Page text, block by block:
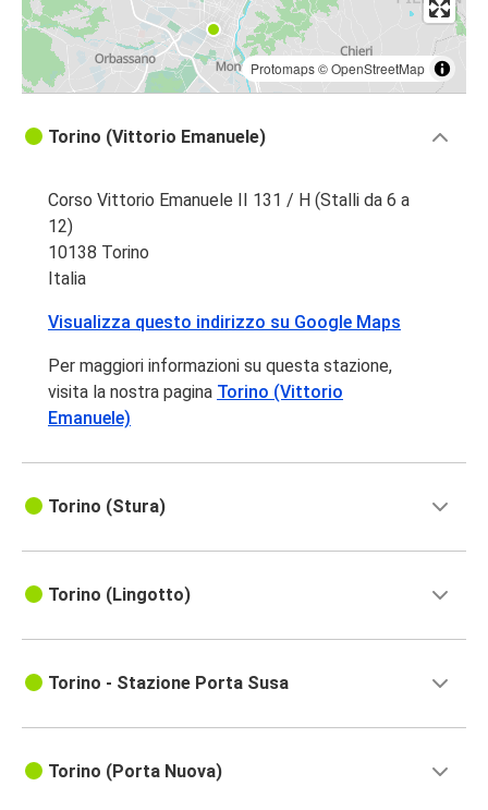
Protomaps©OpenStreetMap
Torino (Vittorio Emanuele)
Corso Vittorio Emanuele II 131 / H (Stalli da 6 a
12)
10138 Torino
Italia
Visualizza questo indirizzo su Google Maps
Per maggiori informazioni su questa stazione,
visita la nostra pagina Torino (Vittorio
Emanuele)
Torino (Stura)
Torino (Lingotto)
Torino - Stazione Porta Susa
Torino (Porta Nuova)